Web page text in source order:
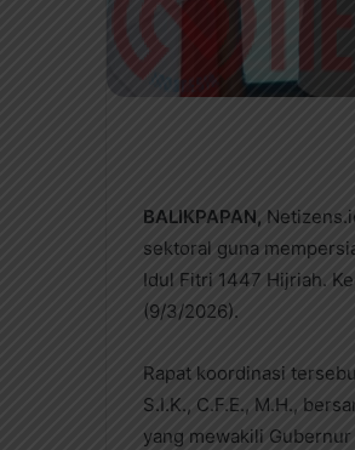
BALIKPAPAN,
sektoral guna
Idul Fitri 1447 Hijriah.
(9/3/2026).
Rapat koordinasi
S.I.K., C.F.E., M.H.,
yang mewakili Gubernur